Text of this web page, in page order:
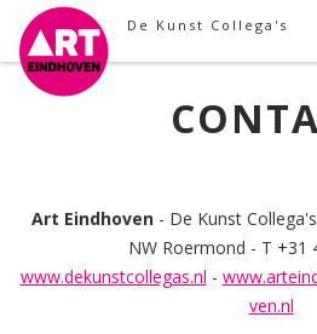
content
De Kunst Collega's
Art Eindhoven - De Kunst
NW Roermond - T +31
www.dekunstcollegas.nl -
ven.nl